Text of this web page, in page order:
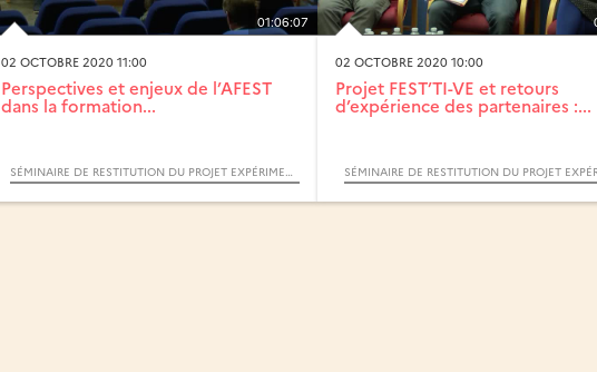
01:06:07
02 OCTOBRE 2020 11:00
Perspectives et enjeux de l’AFEST
dans la formation...
SÉMINAIRE DE RESTITUTION DU PROJET EXPÉRIMENTAL FEST’TI-VE
02 OCTOBRE 2020 10:00
Projet FEST’TI-VE et retours
d’expérience des partenaires :...